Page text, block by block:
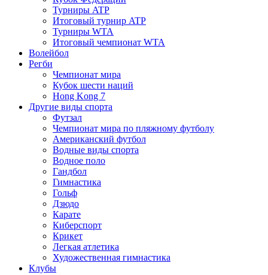
Турниры ATP
Итоговый турнир ATP
Турниры WTA
Итоговый чемпионат WTA
Волейбол
Регби
Чемпионат мира
Кубок шести наций
Hong Kong 7
Другие виды спорта
Футзал
Чемпионат мира по пляжному футболу
Американский футбол
Водные виды спорта
Водное поло
Гандбол
Гимнастика
Гольф
Дзюдо
Карате
Киберспорт
Крикет
Легкая атлетика
Художественная гимнастика
Клубы